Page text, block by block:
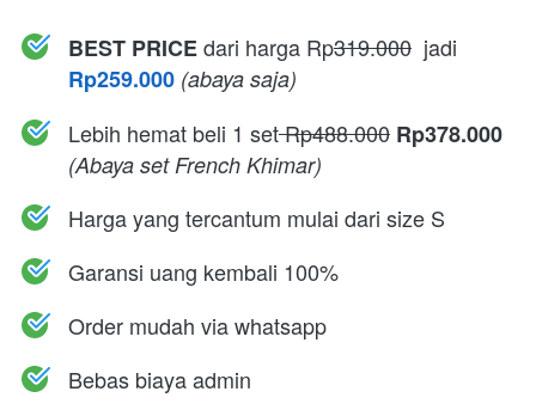
BEST PRICE dari harga Rp319.000
Rp259.000 (abaya saja)
Lebih hemat beli 1 set Rp488.000 Rp378.000
(Abaya set French Khimar)
Harga yang tercantum mulai dari size S
Garansi uang kembali 100%
Order mudah via whatsapp
Bebas biaya admin